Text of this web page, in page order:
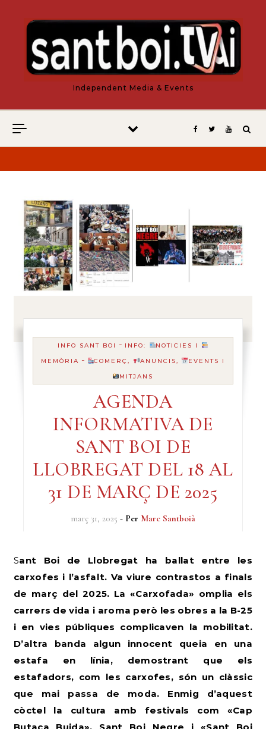
Independent Media & Events
INFO SANT BOI - INFO:
NOTICIES I
MEMÒRIA - COMERÇ, ANUNCIS,
EVENTS I
MITJANS
AGENDA
INFORMATIVA DE
SANT BOI DE
LLOBREGAT DEL 18 AL
31 DE MARÇ DE 2025
març 31, 2025 - Per Marc Santboià
Sant Boi de Llobregat ha ballat entre les
carxofes i l’asfalt. Va viure contrastos a finals
de març del 2025. La «Carxofada» omplia els
carrers de vida i aroma però les obres a la B-25
i en vies públiques complicaven la mobilitat.
D’altra banda algun innocent queia en una
estafa en línia, demostrant que els
estafadors, com les carxofes, són un clàssic
que mai passa de moda.
Enmig d’aquest
còctel la cultura amb festivals com «Cap